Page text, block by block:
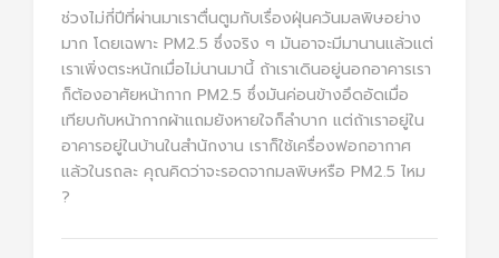
ช่วงไม่กี่ปีที่ผ่านมาเราตื่นตูมกับเรื่องฝุ่นควันมลพิษอย่าง
มาก โดยเฉพาะ PM2.5 ซึ่งจริง ๆ มันอาจะมีมานานแล้วแต่
เราเพิ่งตระหนักเมื่อไม่นานมานี้ ถ้าเราเดินอยู่นอกอาคารเรา
ก็ต้องอาศัยหน้ากาก PM2.5 ซึ่งมันค่อนข้างอึดอัดเมื่อ
เทียบกับหน้ากากผ้าแถมยังหายใจก็ลำบาก แต่ถ้าเราอยู่ใน
อาคารอยู่ในบ้านในสำนักงาน เราก็ใช้เครื่องฟอกอากาศ
แล้วในรถละ คุณคิดว่าจะรอดจากมลพิษหรือ PM2.5 ไหม
?